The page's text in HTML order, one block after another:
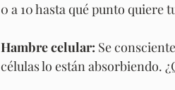
0 a 10 hasta qué punto quiere
Hambre celular: Se
células lo están absorbiendo.